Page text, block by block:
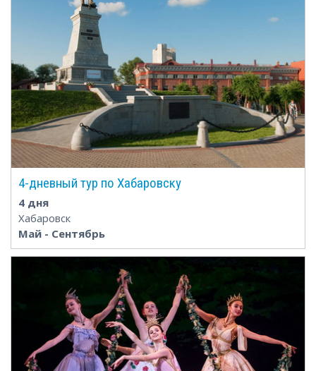
4-дневный тур по Хабаровску
4 дня
Хабаровск
Май - Сентябрь